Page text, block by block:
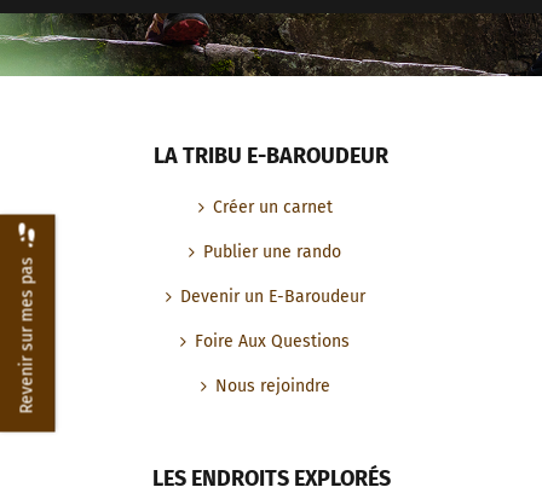
Revenir sur mes pas
LA TRIBU E-BAROUDEUR
Créer un carnet
Publier une rando
Devenir un E-Baroudeur
Foire Aux Questions
Nous rejoindre
LES ENDROITS EXPLORÉS